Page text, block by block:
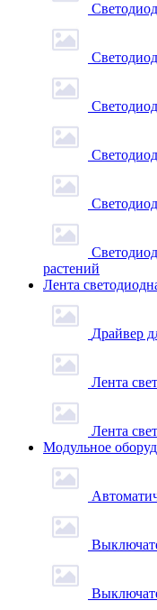
растений
Лента
Драйвер
Лента
Лента
Модульное